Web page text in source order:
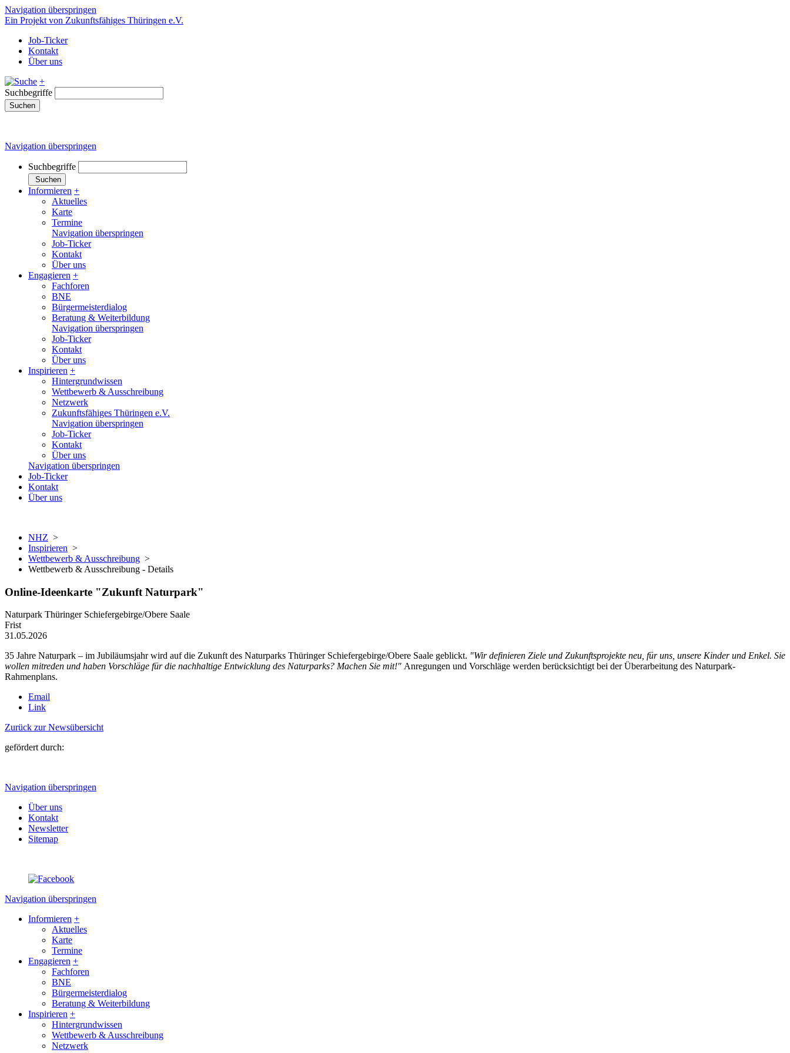
Navigation überspringen
Ein Projekt von Zukunftsfähiges Thüringen e.V.
Job-Ticker
Kontakt
Über uns
+
Suchbegriffe
Suchen
Navigation überspringen
Suchbegriffe
Suchen
Informieren +
Aktuelles
Karte
Termine
Navigation überspringen
Job-Ticker
Kontakt
Über uns
Engagieren +
Fachforen
BNE
Bürgermeisterdialog
Beratung & Weiterbildung
Navigation überspringen
Job-Ticker
Kontakt
Über uns
Inspirieren +
Hintergrundwissen
Wettbewerb & Ausschreibung
Netzwerk
Zukunftsfähiges Thüringen e.V.
Navigation überspringen
Job-Ticker
Kontakt
Über uns
Navigation überspringen
Job-Ticker
Kontakt
Über uns
NHZ >
Inspirieren >
Wettbewerb & Ausschreibung >
Wettbewerb & Ausschreibung - Details
Online-Ideenkarte "Zukunft Naturpark"
Naturpark Thüringer Schiefergebirge/Obere Saale
Frist
31.05.2026
35 Jahre Naturpark – im Jubiläumsjahr wird auf die Zukunft des Naturparks Thüringer Schiefergebirge/Obere Saale geblickt. "Wir definieren Ziele und Zukunftsprojekte neu, für uns, unsere Kinder und Enkel. Sie
wollen mitreden und haben Vorschläge für die nachhaltige Entwicklung des Naturparks? Machen Sie mit!" Anregungen und Vorschläge werden berücksichtigt bei der Überarbeitung des Naturpark-
Rahmenplans.
Email
Link
Zurück zur Newsübersicht
gefördert durch:
Navigation überspringen
Über uns
Kontakt
Newsletter
Sitemap
Navigation überspringen
Informieren +
Aktuelles
Karte
Termine
Engagieren +
Fachforen
BNE
Bürgermeisterdialog
Beratung & Weiterbildung
Inspirieren +
Hintergrundwissen
Wettbewerb & Ausschreibung
Netzwerk